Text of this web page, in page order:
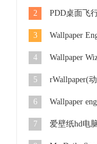
2 PDD桌面飞
3
4
5 rWallpaper(
6 Wallpaper
7